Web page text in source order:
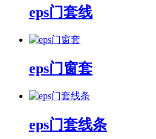
eps门套线
eps门窗套
eps门套线条